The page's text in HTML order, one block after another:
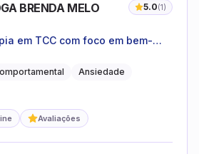
BRENDA MELO 5.0(1)
em TCC com foco em bem-
Ansiedade
Avaliações